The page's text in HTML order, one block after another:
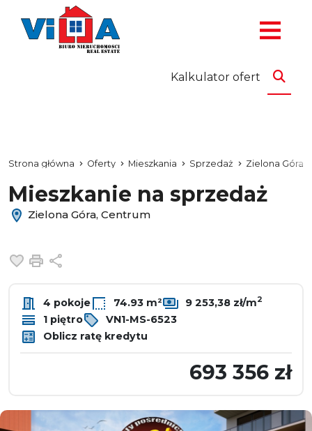
Kalkulator ofert
Strona główna Oferty Mieszkania Sprzedaż Zielona Góra
Mieszkanie na sprzedaż
Zielona Góra, Centrum
Dodaj do ulubionych
Drukuj
4 pokoje 74.93 m² 9 253,38 zł/m2
1 piętro
VN1-MS-6523
Oblicz ratę kredytu
693 356 zł